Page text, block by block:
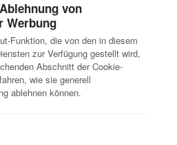
von
Werbung
Funktion, die von den in diesem
zur Verfügung gestellt wird,
Abschnitt der Cookie-
wie sie generell
ablehnen können.